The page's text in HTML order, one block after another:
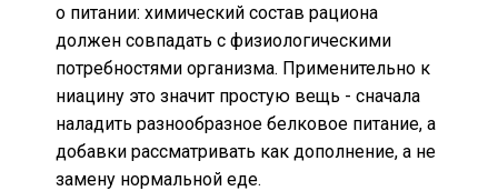
о питании: химический состав рациона
должен совпадать с физиологическими
потребностями организма. Применительно к
ниацину это значит простую вещь - сначала
наладить разнообразное белковое питание, а
добавки рассматривать как дополнение, а не
замену нормальной еде.